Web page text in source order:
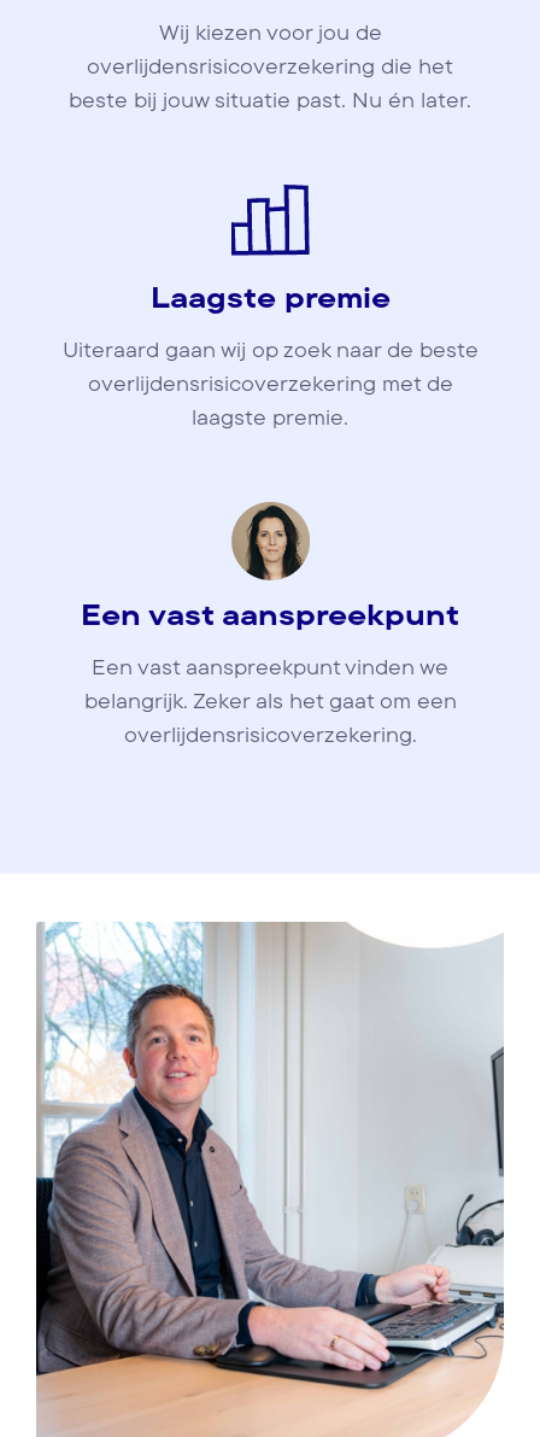
Wij kiezen voor jou de
overlijdensrisicoverzekering die het
beste bij jouw situatie past. Nu én later.
Laagste premie
Uiteraard gaan wij op zoek naar de beste
overlijdensrisicoverzekering met de
laagste premie.
Een vast aanspreekpunt
Een vast aanspreekpunt vinden we
belangrijk. Zeker als het gaat om een
overlijdensrisicoverzekering.